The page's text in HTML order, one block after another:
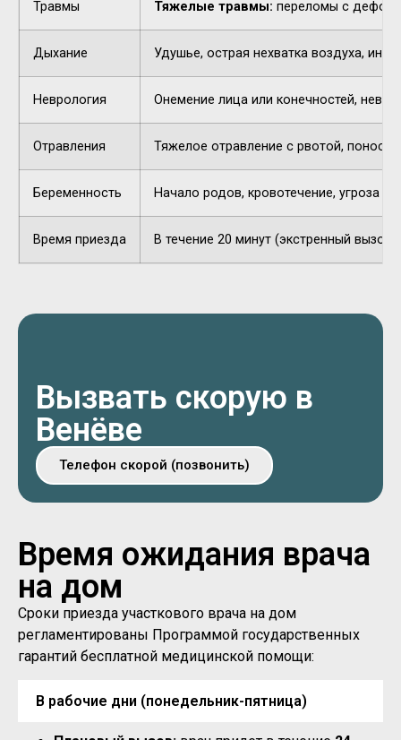
Травмы Тяжелые травмы: переломы с
Дыхание Удушье, острая нехватка воздуха,
Неврология Онемение лица или конечностей,
Отравления Тяжелое отравление с рвотой,
Беременность Начало родов, кровотечение, угроза
Время приезда В течение 20 минут (экстренный вызов).
Вызвать скорую в
Венёве
Телефон скорой (позвонить)
Время ожидания врача
на дом
Сроки приезда участкового врача на дом
регламентированы Программой государственных
гарантий бесплатной медицинской помощи:
В рабочие дни (понедельник-пятница)